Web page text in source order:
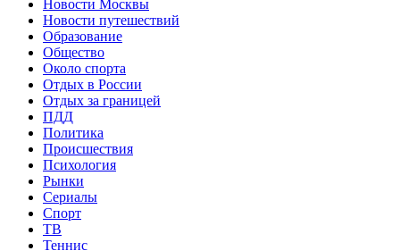
Новости Москвы
Новости путешествий
Образование
Общество
Около спорта
Отдых в России
Отдых за границей
ПДД
Политика
Происшествия
Психология
Рынки
Сериалы
Спорт
ТВ
Теннис